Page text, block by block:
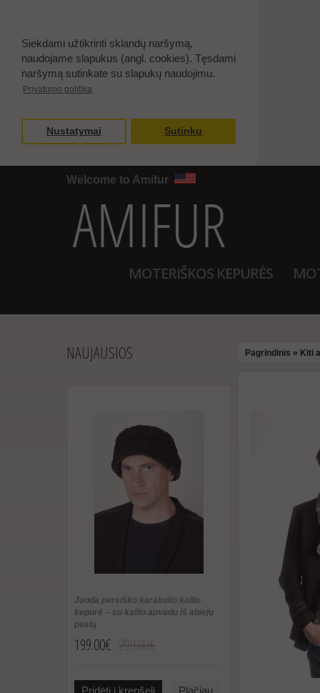
Siekdami užtikrinti sklandų naršymą,
naudojame slapukus (angl. cookies). Tęsdami
naršymą sutinkate su slapukų naudojimu.
Privatumo politika
Nustatymai Sutinku
Welcome to Amifur
MOTERIŠKOS KEPURĖS
NAUJAUSIOS
Juoda persiško karakulio kailio
kepurė – su kailio apvadu iš abiejų
pusių
199.00€
Pridėti į krepšelį Plačiau
Pagrindinis » Kiti